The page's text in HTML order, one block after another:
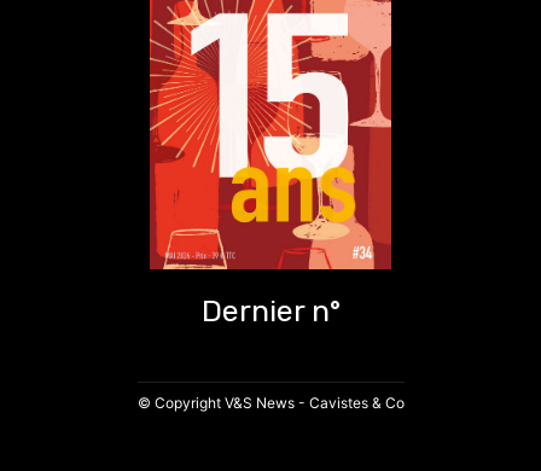
Dernier n°
© Copyright V&S News - Cavistes & Co